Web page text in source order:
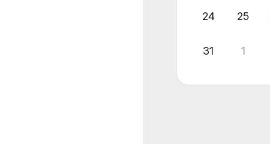
24 25
31 1